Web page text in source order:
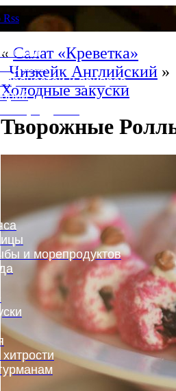
и диета
пряностей и приправ
и морепродуктов
«Салат «Креветка»
Чизкейк Английский »
Холодные закуски
Творожные